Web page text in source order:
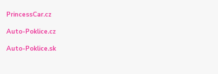
PrincessCar.cz
Auto-Poklice.cz
Auto-Poklice.sk